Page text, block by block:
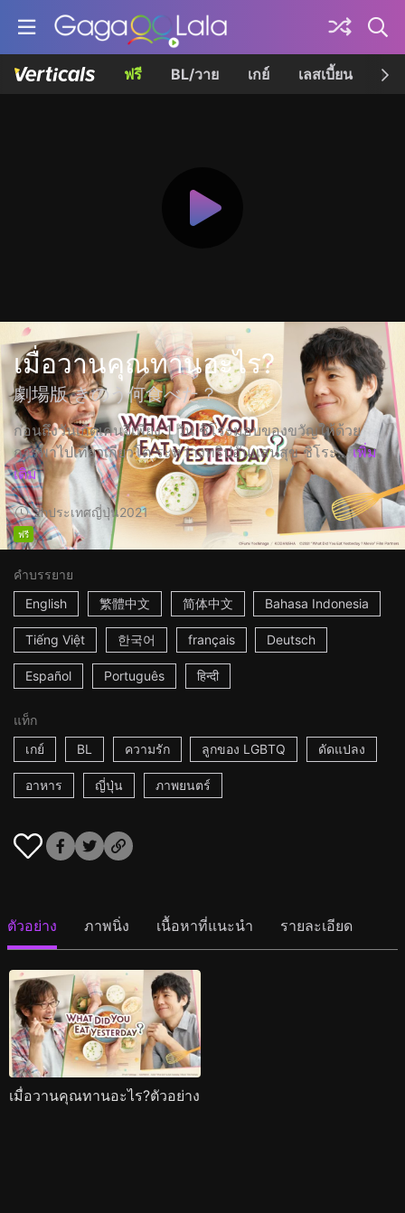
ฟรี BL/วาย เกย์ เลสเบี้ยน เค
เมื่อวานคุณทานอะไร?
劇場版 きのう何食べた？
ก่อนถึงวันเกิดเคนจิเพียง 1 วัน ชิโระมอบของขวัญให้ด้วย
การพาไปเที่ยวเกียวโต ระหว่างทริปอันแสนสุข ชิโระ... เพิ่ม
เติม
2hประเทศญี่ปุ่น2021
ฟรี
คำบรรยาย
English
繁體中文 简体中文 Bahasa Indonesia
Tiếng Việt 한국어 français Deutsch
Español Português हिन्दी
แท็ก
เกย์
BL ความรัก ลูกของ LGBTQ ดัดแปลง
อาหาร ญี่ปุ่น ภาพยนตร์
ตัวอย่าง ภาพนิ่ง เนื้อหาที่แนะนำ รายละเอียด
เมื่อวานคุณทานอะไร?ตัวอย่าง